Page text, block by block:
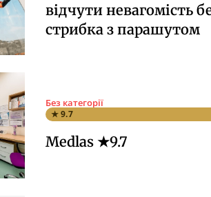
відчути невагомість
стрибка з парашутом
Без категорії
★ 9.7
Medlas ★9.7